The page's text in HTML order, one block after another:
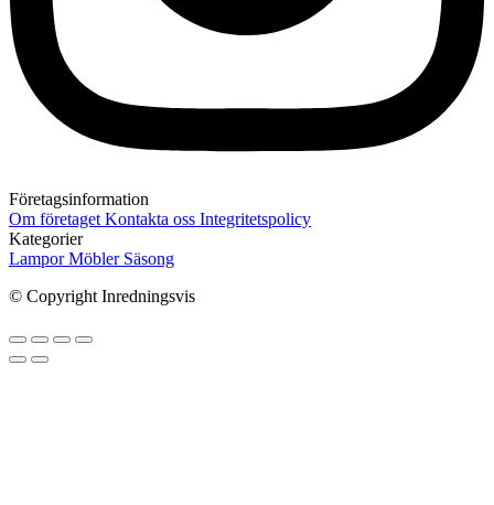
Företagsinformation
Om företaget Kontakta oss Integritetspolicy
Kategorier
LamporMöbler Säsong
© Copyright Inredningsvis